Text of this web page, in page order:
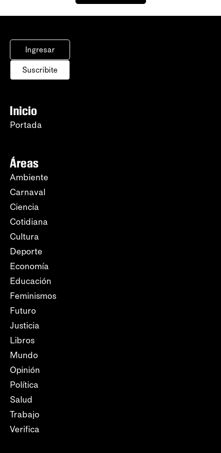
Ingresar
Suscribite
Inicio
Portada
Áreas
Ambiente
Carnaval
Ciencia
Cotidiana
Cultura
Deporte
Economía
Educación
Feminismos
Futuro
Justicia
Libros
Mundo
Opinión
Política
Salud
Trabajo
Verifica